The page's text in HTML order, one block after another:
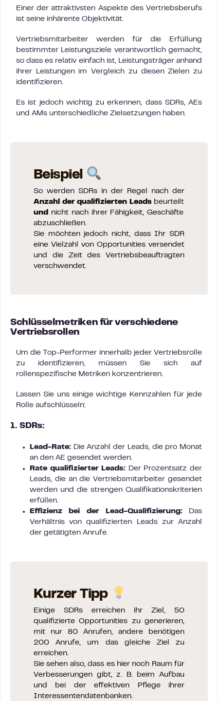
Einer der attraktivsten Aspekte des Vertriebsberufs
ist seine inhärente Objektivität.
Vertriebsmitarbeiter werden für die Erfüllung
bestimmter Leistungsziele verantwortlich gemacht,
so dass es relativ einfach ist, Leistungsträger anhand
ihrer Leistungen im Vergleich zu diesen Zielen zu
identifizieren.
Es ist jedoch wichtig zu erkennen, dass SDRs, AEs
und AMs unterschiedliche Zielsetzungen haben.
Beispiel
So werden SDRs in der Regel nach der
Anzahl derqualifizierten Leadsbeurteilt
und
nicht nach ihrer Fähigkeit, Geschäfte
abzuschließen.
Sie möchten jedoch nicht, dass Ihr SDR
eine Vielzahl von Opportunities versendet
und die Zeit des Vertriebsbeauftragten
verschwendet.
Schlüsselmetriken für verschiedene
Vertriebsrollen
Um die Top-Performer innerhalb jeder Vertriebsrolle
zu identifizieren, müssen Sie sich auf
rollenspezifische Metriken konzentrieren.
Lassen Sie uns einige wichtige Kennzahlen für jede
Rolle aufschlüsseln:
1. SDRs:
Lead-Rate: Die Anzahl der Leads, die pro Monat
an den AE gesendet werden.
Rate qualifizierter Leads: Der Prozentsatz der
Leads, die an die Vertriebsmitarbeiter gesendet
werden und die strengen Qualifikationskriterien
erfüllen.
Effizienz bei der Lead-Qualifizierung:Das
Verhältnis von qualifizierten Leads zur Anzahl
der getätigten Anrufe.
Kurzer Tipp
Einige SDRs erreichen ihr Ziel, 50
qualifizierte Opportunities zu generieren,
mit nur 80 Anrufen, andere benötigen
200 Anrufe, um das gleiche Ziel zu
erreichen.
Sie sehen also, dass es hier noch Raum für
Verbesserungen gibt, z. B. beim Aufbau
und bei der effektiven Pflege ihrer
Interessentendatenbanken.